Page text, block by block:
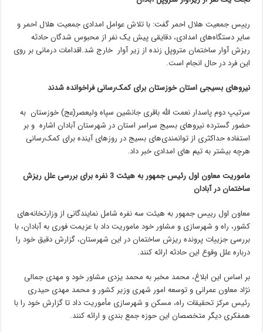
رییس جمعیت هلال احمر گفت: با تلاش عوامل امدادی جمعیت هلال احمر و
سایر دستگاه‌های امدادی، دقایقی پیش یک نفر از محبوس شدگان حادثه
ریزش آوار ساختمان متروپل زنده از زیر آوار خارج شد.اقدامات درمانی بر روی
این فرد در حال انجام است.
نیروهای بسیجی استان خوزستان برای کمک‌رسانی فراخوانده شدند
سرتیپ دوم پاسدار نعمت الله باقری جانشین سپاه ولیعصر(عج) خوزستان به
حضور گسترده نیروهای بسیج سراسر استان در شهرستان آبادان اشاره و بر
استفاده حداکثری از توانمندی‌های بسیج در روزهای آینده برای کمک‌رسانی
هرچه بیشتر به تیم های امدادی خبر داد.
ماموریت معاون اول رئیس جمهور به هیئت 3 نفره برای بررسی علل ریزش
ساختمان در آبادان
معاون اول رییس جمهور به هیئت سه نفره شامل نمایندگانی از وزارتخانه‌های
کشور، راه و شهرسازی و مشاور خود ماموریت داد با عزیمت فوری به آبادان، با
بررسی جزییات پرونده ریزش ساختمان در این شهرستان، گزارش دقیق خود را
درباره علل وقوع این حادثه ارائه کنند.
بر اساس این ابلاغ، محمد مخبر به محمد یزدی مشاور خود و مهدی جمالی
نژاد معاون عمرانی و توسعه امور شهری وزیر کشور و محمد مهدی حیدری
رئیس مرکز تحقیقات راه، مسکن و شهرسازی مأموریت داد تا گزارش خود را با
همفکری دیگر متخصصان این حوزه جمع بندی و ارائه کنند.